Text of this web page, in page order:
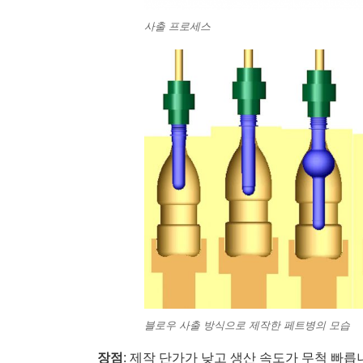
사출 프로세스
블로우 사출 방식으로 제작한 페트병의 모습
장점 : 제작 단가가 낮고 생산 속도가 무척 빠릅